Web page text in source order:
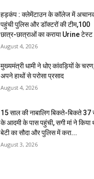
हड़कंप : क्लेमेंटाउन के कॉलेज में
पहुंची पुलिस और डॉक्टरों की टीम,100
छात्र-छात्राओं का कराया Urine टेस्ट
August 4, 2026
मुख्यमंत्री धामी ने धोए कांवड़ियों के
अपने हाथों से परोसा प्रसाद
August 4, 2026
15 साल की नाबालिग बिकते-बिकते 37
के आदमी के पास पहुंची, सगी मां ने किया
बेटी का सौदा और पुलिस में करा...
August 3, 2026